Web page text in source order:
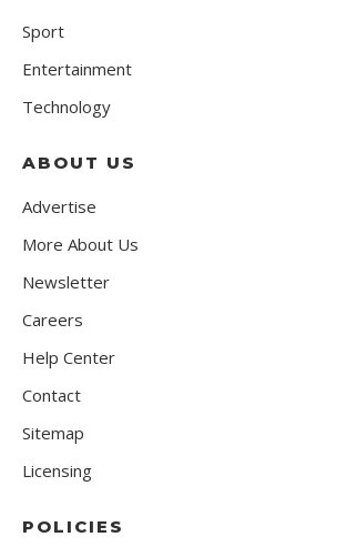
Sport
Entertainment
Technology
ABOUT US
Advertise
More About Us
Newsletter
Careers
Help Center
Contact
Sitemap
Licensing
POLICIES